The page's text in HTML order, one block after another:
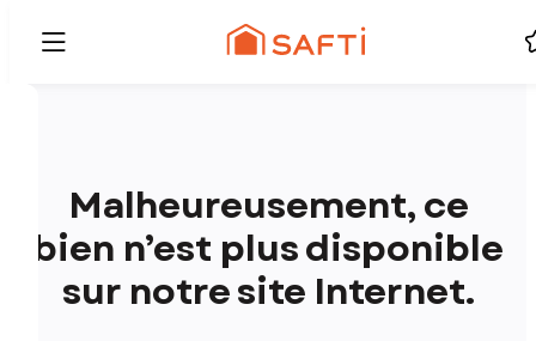
Malheureusement, ce
bien n’est plus disponible
sur notre site Internet.